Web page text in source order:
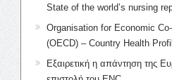
State of the world’s nursing
Organisation for Economic
(OECD) – Country Health
Εξαιρετική η απάντηση της